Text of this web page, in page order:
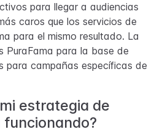
para llegar a audiencias
caros que los servicios de
para el mismo resultado. La
PuraFama para la base de
para campañas específicas de
estrategia de